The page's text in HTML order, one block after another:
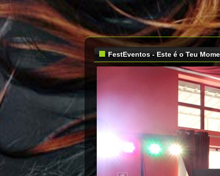
FestEventos - Este é o Teu